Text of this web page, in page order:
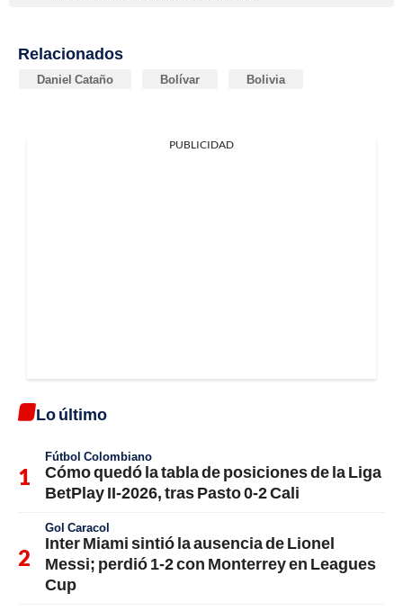
Relacionados
Daniel Cataño Bolívar Bolivia
PUBLICIDAD
Lo último
Fútbol Colombiano
Cómo quedó la tabla de posiciones de la Liga
BetPlay II-2026, tras Pasto 0-2 Cali
Gol Caracol
Inter Miami sintió la ausencia de Lionel
Messi; perdió 1-2 con Monterrey en Leagues
Cup